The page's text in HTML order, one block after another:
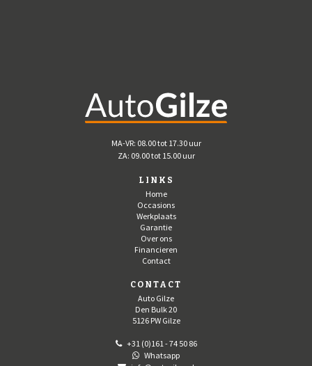
MA-VR: 08.00 tot 17.30 uur
ZA: 09.00 tot 15.00 uur
LINKS
Home
Occasions
Werkplaats
Garantie
Over ons
Financieren
Contact
CONTACT
Auto Gilze
Den Bulk 20
5126 PW Gilze
+31 (0)161 - 74 50 86
Whatsapp